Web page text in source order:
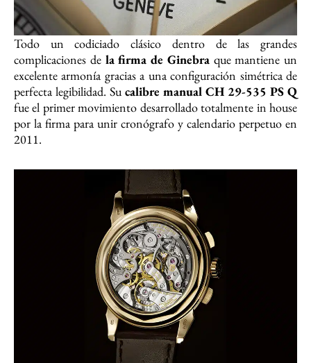
Todo un codiciado clásico dentro de las grandes
complicaciones de la firma de Ginebraque mantiene un
excelente armonía gracias a una configuración simétrica de
perfecta legibilidad. Sucalibre manual CH 29-535 PS Q
fue el primer movimiento desarrollado totalmente in house
por la firma para unir cronógrafo y calendario perpetuo en
2011.